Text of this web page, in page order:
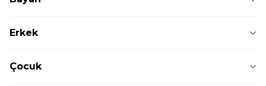
Erkek
Çocuk